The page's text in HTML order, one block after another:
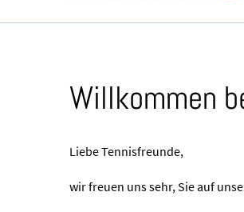
Willkommen
Liebe Tennisfreunde,
wir freuen uns sehr, Sie auf